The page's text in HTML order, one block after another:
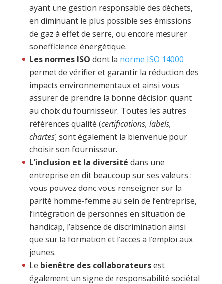
ayant une gestion responsable des déchets,
en diminuant le plus possible ses émissions
de gaz à effet de serre, ou encore mesurer
sonefficience énergétique.
Les normes ISO dont la norme ISO 14000
permet de vérifier et garantir la réduction des
impacts environnementaux et ainsi vous
assurer de prendre la bonne décision quant
au choix du fournisseur. Toutes les autres
références qualité (certifications, labels,
chartes) sont également la bienvenue pour
choisir son fournisseur.
L’inclusion et la diversité dans une
entreprise en dit beaucoup sur ses valeurs :
vous pouvez donc vous renseigner sur la
parité homme-femme au sein de l’entreprise,
l’intégration de personnes en situation de
handicap, l’absence de discrimination ainsi
que sur la formation et l’accès à l’emploi aux
jeunes.
Le bienêtre des collaborateursest
également un signe de responsabilité sociétal